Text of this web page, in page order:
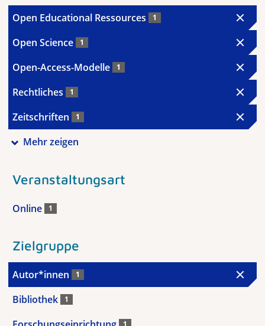
Open Educational Ressources 1
Open Science 1
Open-Access-Modelle 1
Rechtliches 1
Zeitschriften 1
Mehr zeigen
Veranstaltungsart
Online 1
Zielgruppe
Autor*innen 1
Bibliothek 1
1